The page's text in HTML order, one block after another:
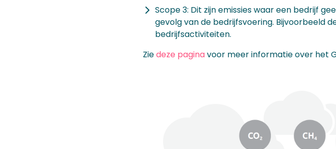
Scope 3: Dit zijn emissies waar een bedrijf
gevolg van de bedrijfsvoering. Bijvoorbeeld
bedrijfsactiviteiten.
Ziedeze paginavoor meer informatie over het